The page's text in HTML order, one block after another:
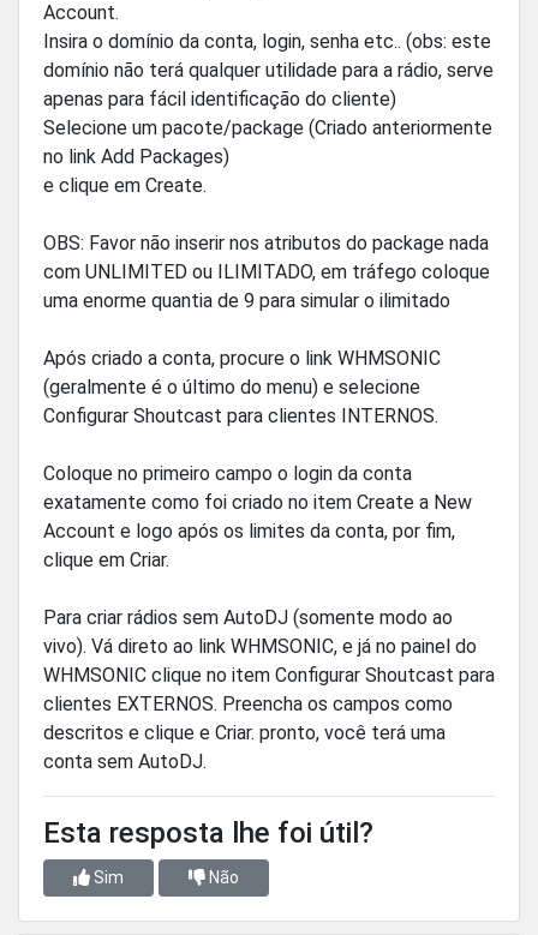
Account.
Insira o domínio da conta, login, senha etc.. (obs: este
domínio não terá qualquer utilidade para a rádio, serve
apenas para fácil identificação do cliente)
Selecione um pacote/package (Criado anteriormente
no link Add Packages)
e clique em Create.
OBS: Favor não inserir nos atributos do package nada
com UNLIMITED ou ILIMITADO, em tráfego coloque
uma enorme quantia de 9 para simular o ilimitado
Após criado a conta, procure o link WHMSONIC
(geralmente é o último do menu) e selecione
Configurar Shoutcast para clientes INTERNOS.
Coloque no primeiro campo o login da conta
exatamente como foi criado no item Create a New
Account e logo após os limites da conta, por fim,
clique em Criar.
Para criar rádios sem AutoDJ (somente modo ao
vivo). Vá direto ao link WHMSONIC, e já no painel do
WHMSONIC clique no item Configurar Shoutcast para
clientes EXTERNOS. Preencha os campos como
descritos e clique e Criar. pronto, você terá uma
conta sem AutoDJ.
Esta resposta lhe foi útil?
Sim Não